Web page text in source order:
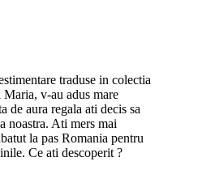
traduse in colectia
v-au adus mare
de aura regala ati decis sa
noastra. Ati mers mai
la pas Romania pentru
Ce ati descoperit ?